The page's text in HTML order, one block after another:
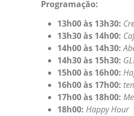
Programação:
13h00 às 13h30:
13h30 às 14h00:
14h00 às 14h30:
14h30 às 15h30:
15h00 às 16h00:
16h00 às 17h00:
17h00 às 18h00:
18h00: Happy Hour